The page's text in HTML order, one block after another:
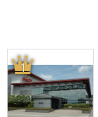
1